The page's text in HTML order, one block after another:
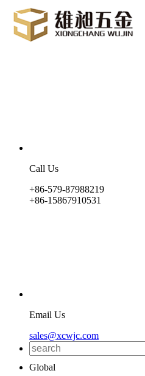
Call Us
+86-579-87988219
+86-15867910531
Email Us
sales@xcwjc.com
Global